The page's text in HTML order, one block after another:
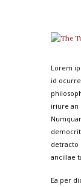
Lorem
id
iriure an
detracto
ancillae
Ea per